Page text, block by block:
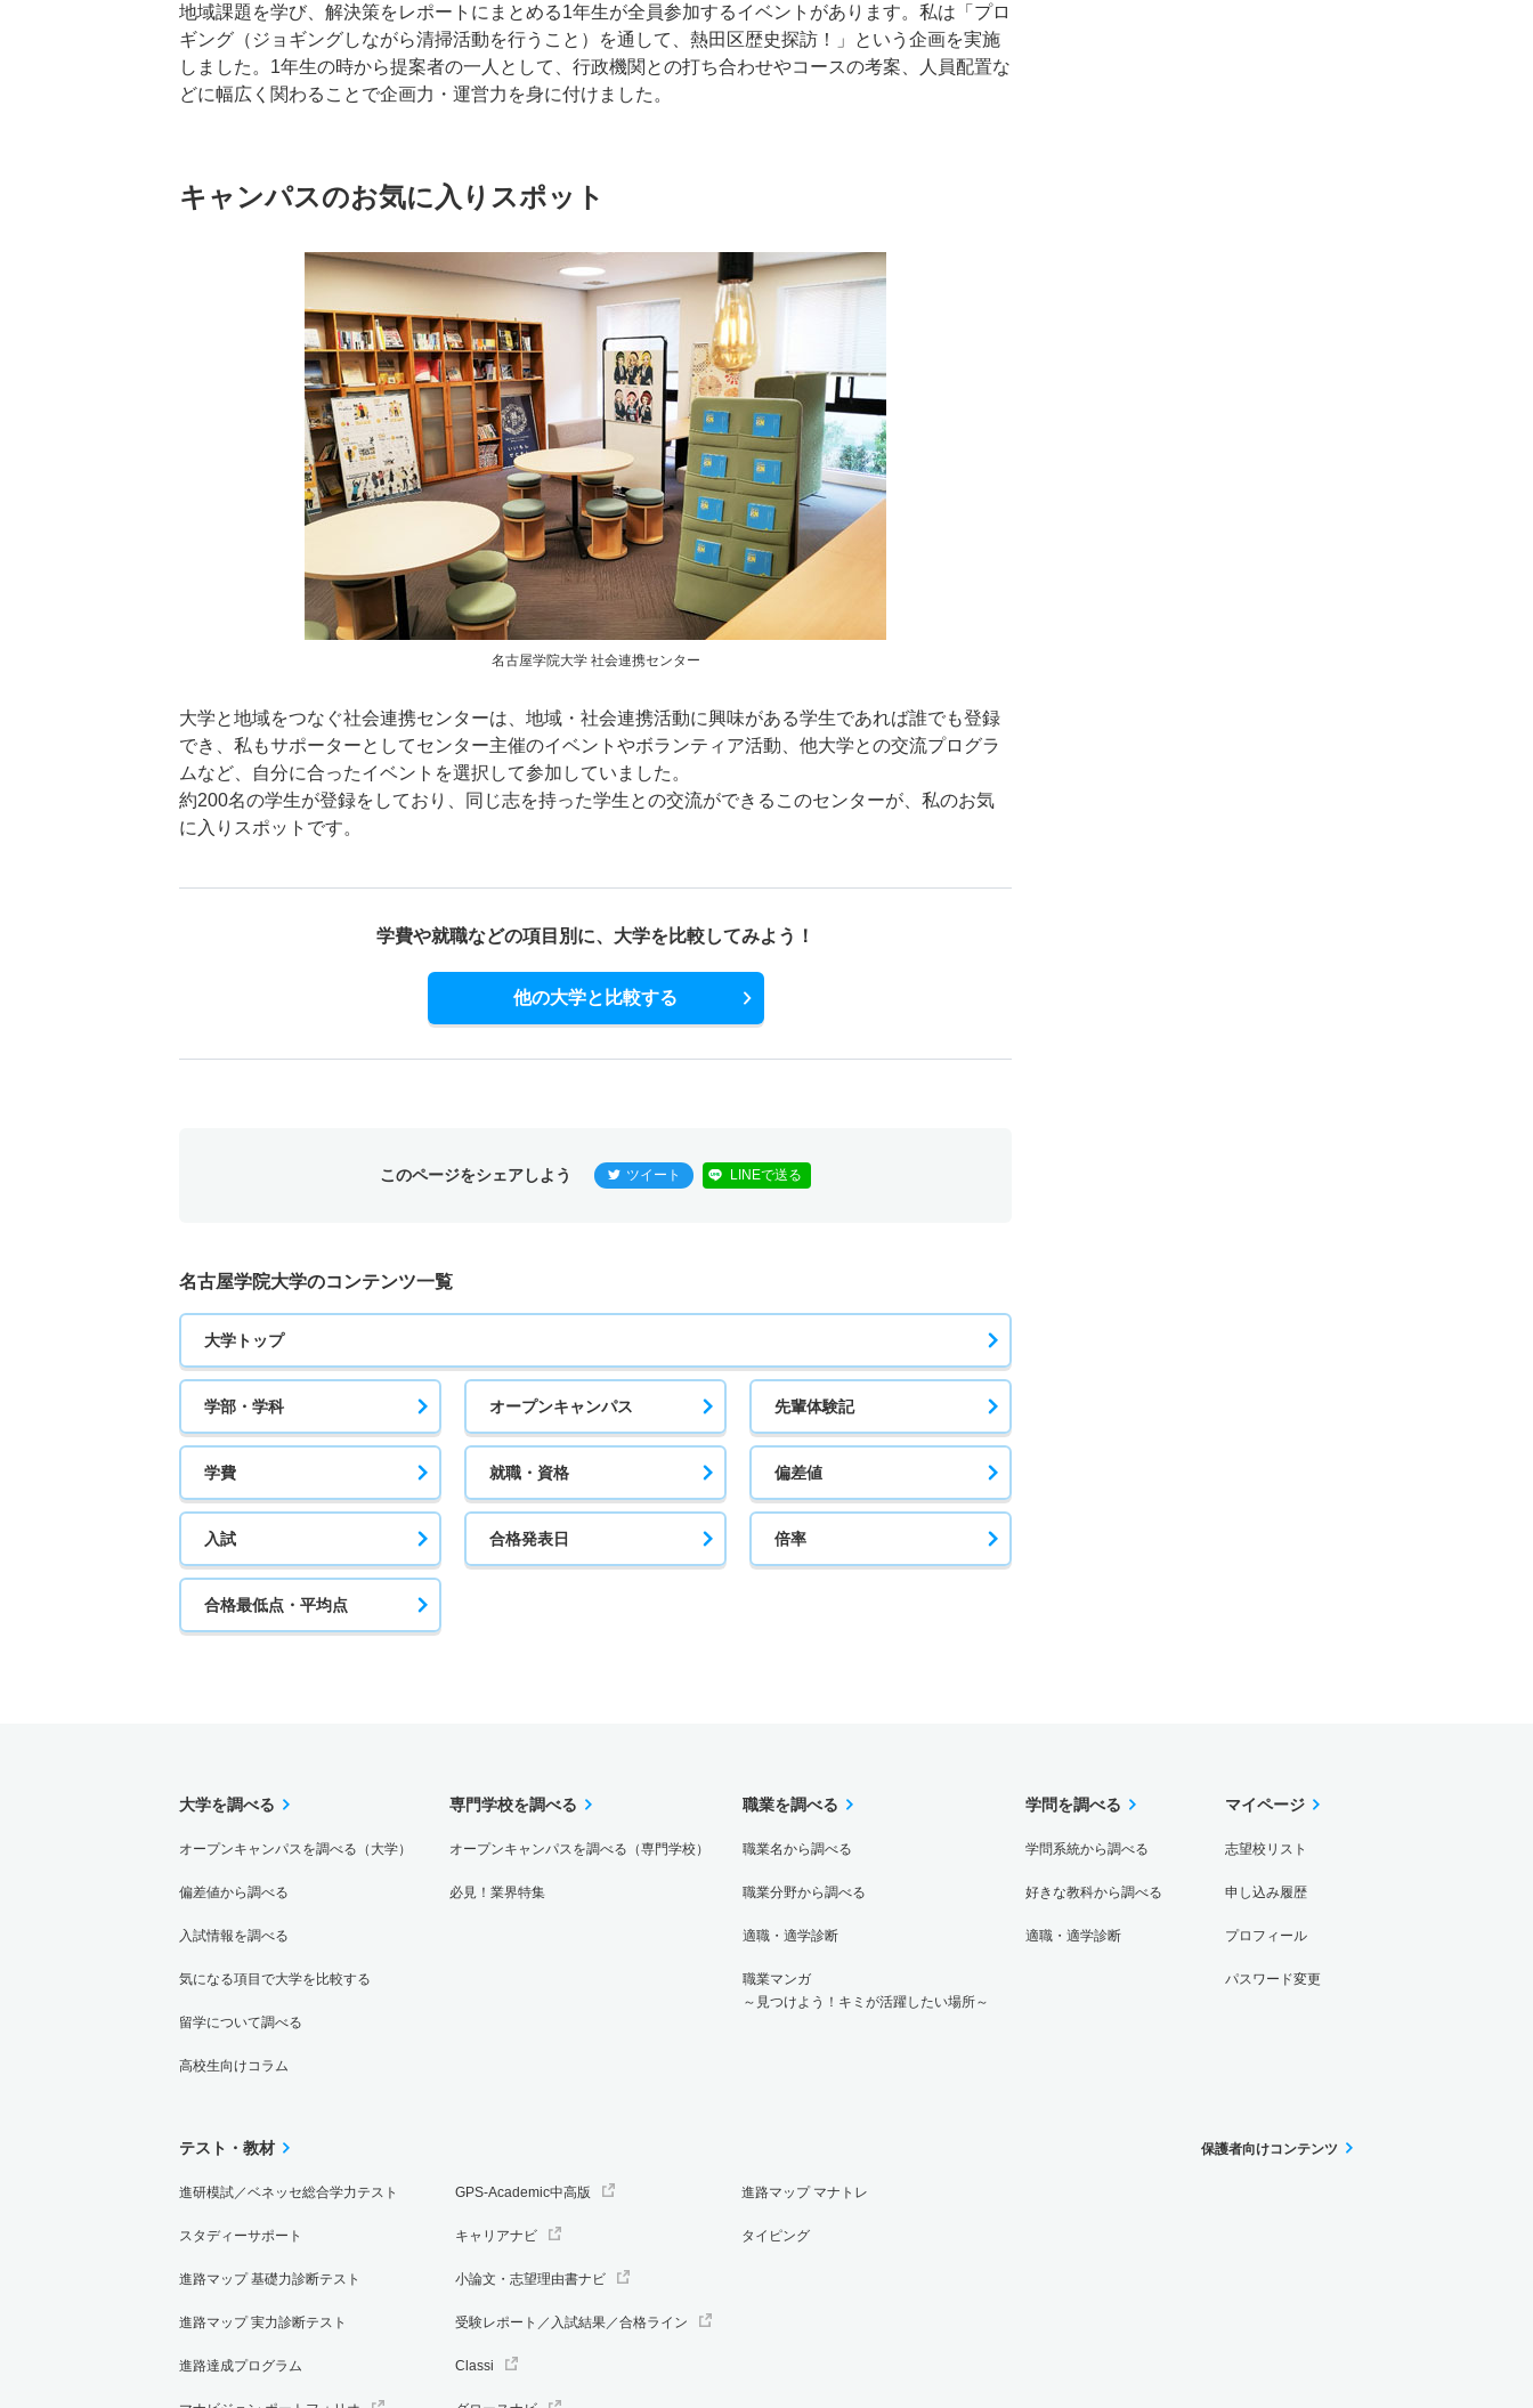
地域課題を学び、解決策をレポートにまとめる1年生が全員参加するイベントがあります。私は「プロ
ギング（ジョギングしながら清掃活動を行うこと）を通して、熱田区歴史探訪！」という企画を実施
しました。1年生の時から提案者の一人として、行政機関との打ち合わせやコースの考案、人員配置な
どに幅広く関わることで企画力・運営力を身に付けました。
キャンパスのお気に入りスポット
名古屋学院大学 社会連携センター
大学と地域をつなぐ社会連携センターは、地域・社会連携活動に興味がある学生であれば誰でも登録
でき、私もサポーターとしてセンター主催のイベントやボランティア活動、他大学との交流プログラ
ムなど、自分に合ったイベントを選択して参加していました。
約200名の学生が登録をしており、同じ志を持った学生との交流ができるこのセンターが、私のお気
に入りスポットです。
学費や就職などの項目別に、 大学を比較してみよう！
他の大学と比較する
このページをシェアしよう ツイート LINEで送る
名古屋学院大学のコンテンツ一覧
大学トップ
学部・学科 オープンキャンパス 先輩体験記
学費 就職・資格 偏差値
入試 合格発表日 倍率
合格最低点・平均点
大学を調べる
オープンキャンパスを調べる（大学）
偏差値から調べる
入試情報を調べる
気になる項目で大学を比較する
留学について調べる
高校生向けコラム
専門学校を調べる
オープンキャンパスを調べる（専門学校）
必見！業界特集
職業を調べる
職業名から調べる
職業分野から調べる
適職・適学診断
職業マンガ
～見つけよう！キミが活躍したい場所～
学問を調べる
学問系統から調べる
好きな教科から調べる
適職・適学診断
マイページ
志望校リスト
申し込み履歴
プロフィール
パスワード変更
テスト・教材
進研模試／ベネッセ総合学力テスト
スタディーサポート
進路マップ 基礎力診断テスト
進路マップ 実力診断テスト
進路達成プログラム
GPS-Academic中高版
キャリアナビ
小論文・志望理由書ナビ
受験レポート／入試結果／合格ライン
Classi
進路マップ マナトレ
タイピング
保護者向けコンテンツ